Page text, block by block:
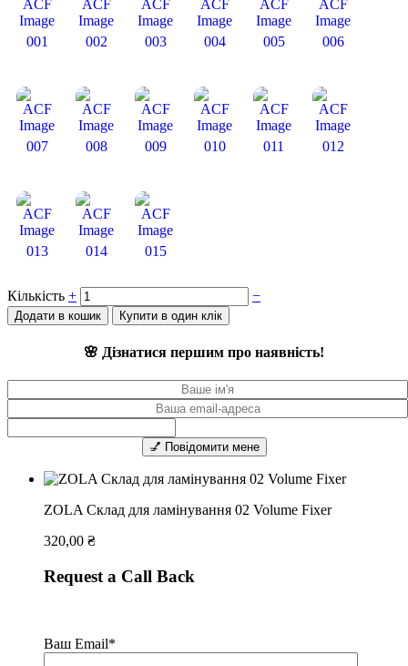
001 002 003 004 005 006
007 008 009 010 011 012
013 014 015
Кількість + −
Додати в кошик Купити в один клік
🌸 Дізнатися першим про наявність!
💅 Повідомити мене
ZOLA Склад для ламінування 02 Volume Fixer
320,00 ₴
Request a Call Back
Ваш Email*